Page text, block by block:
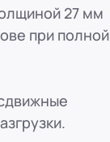
27 мм
при полной